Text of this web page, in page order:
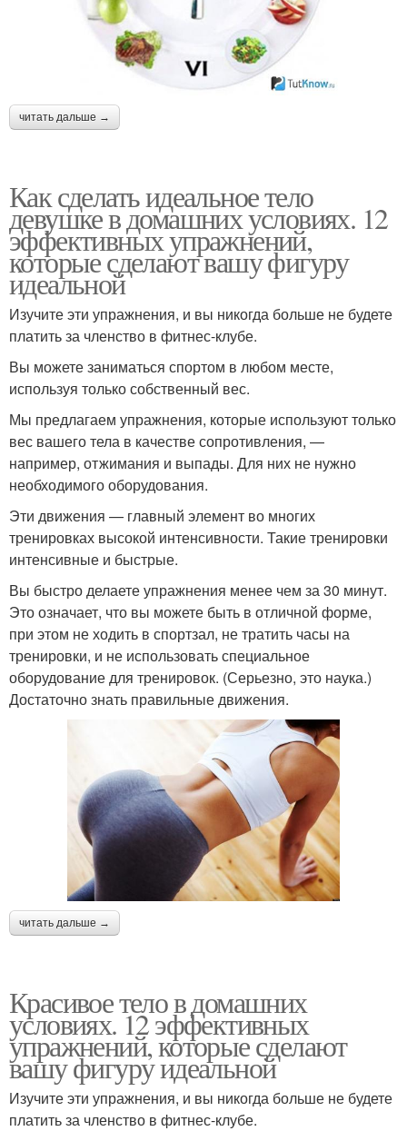
читать дальше →
Как сделать идеальное тело
девушке в домашних условиях. 12
эффективных упражнений,
которые сделают вашу фигуру
идеальной
Изучите эти упражнения, и вы никогда больше не будете
платить за членство в фитнес-клубе.
Вы можете заниматься спортом в любом месте,
используя только собственный вес.
Мы предлагаем упражнения, которые используют только
вес вашего тела в качестве сопротивления, —
например, отжимания и выпады. Для них не нужно
необходимого оборудования.
Эти движения — главный элемент во многих
тренировках высокой интенсивности. Такие тренировки
интенсивные и быстрые.
Вы быстро делаете упражнения менее чем за 30 минут.
Это означает, что вы можете быть в отличной форме,
при этом не ходить в спортзал, не тратить часы на
тренировки, и не использовать специальное
оборудование для тренировок. (Серьезно, это наука.)
Достаточно знать правильные движения.
читать дальше →
Красивое тело в домашних
условиях. 12 эффективных
упражнений, которые сделают
вашу фигуру идеальной
Изучите эти упражнения, и вы никогда больше не будете
платить за членство в фитнес-клубе.